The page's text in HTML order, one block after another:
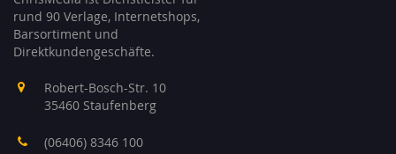
rund 90 Verlage, Internetshops,
Barsortiment und
Direktkundengeschäfte.
Robert-Bosch-Str. 10
35460 Staufenberg
(06406) 8346 100